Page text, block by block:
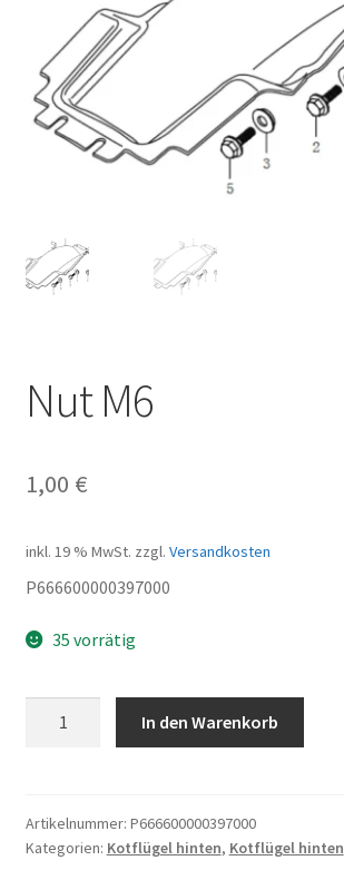
Nut M6
1,00 €
inkl. 19 % MwSt. zzgl. Versandkosten
P666600000397000
35 vorrätig
In den Warenkorb
Artikelnummer: P666600000397000
Kategorien: Kotflügel hinten, Kotflügel hinten